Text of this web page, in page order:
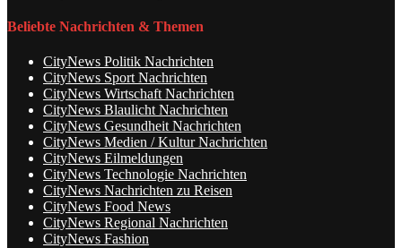
Beliebte Nachrichten & Themen
CityNews Politik Nachrichten
CityNews Sport Nachrichten
CityNews Wirtschaft Nachrichten
CityNews Blaulicht Nachrichten
CityNews Gesundheit Nachrichten
CityNews Medien / Kultur Nachrichten
CityNews Eilmeldungen
CityNews Technologie Nachrichten
CityNews Nachrichten zu Reisen
CityNews Food News
CityNews Regional Nachrichten
CityNews Fashion